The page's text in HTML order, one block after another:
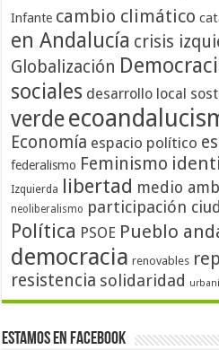
Infante cambio climático
en Andalucía crisis
Globalización
sociales desarrollo local
verde
Economía espacio político
federalismo Feminismo
Izquierda libertad medio
neoliberalismo participación
Política PSOE Pueblo
democracia renovables
resistencia solidaridad
Estamos en Facebook